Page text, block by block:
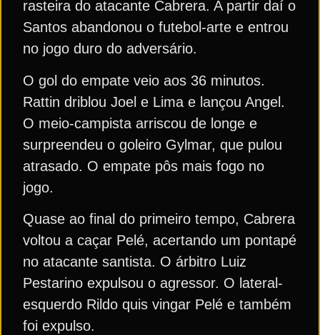
rasteira do atacante Cabrera. A partir daí o
Santos abandonou o futebol-arte e entrou
no jogo duro do adversário.
O gol do empate veio aos 36 minutos.
Rattin driblou Joel e Lima e lançou Angel.
O meio-campista arriscou de longe e
surpreendeu o goleiro Gylmar, que pulou
atrasado. O empate pôs mais fogo no
jogo.
Quase ao final do primeiro tempo, Cabrera
voltou a caçar Pelé, acertando um pontapé
no atacante santista. O árbitro Luiz
Pestarino expulsou o agressor. O lateral-
esquerdo Rildo quis vingar Pelé e também
foi expulso.